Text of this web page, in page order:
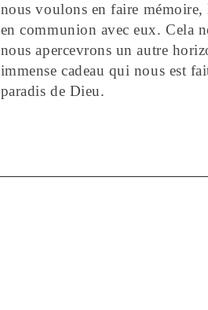
nous voulons en faire mémoire,
en communion avec eux. Cela
nous apercevrons un autre
immense cadeau qui nous est
paradis de Dieu.